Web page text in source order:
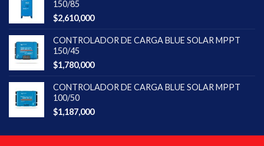
150/85
$2,610,000
CONTROLADOR DE CARGA BLUE SOLAR MPPT
150/45
$1,780,000
CONTROLADOR DE CARGA BLUE SOLAR MPPT
100/50
$1,187,000